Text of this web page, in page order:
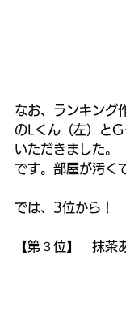
なお、ランキング
のLくん（左）と
いただきました。
です。部屋が汚く
では、3位から！
【第３位】　抹茶